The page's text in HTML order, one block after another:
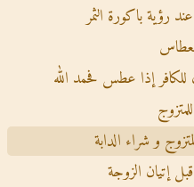
رؤية باكورة الثمر
للكافر إذا عطس فحمد الله
و شراء الدابة
إتيان الزوجة